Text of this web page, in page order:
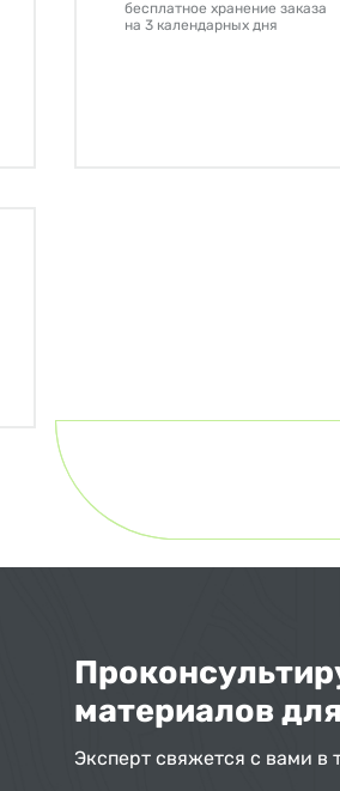
бесплатное хранение заказа
на 3 календарных дня
материалов
Эксперт свяжется с вами в